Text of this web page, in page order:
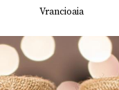
Vrancioaia